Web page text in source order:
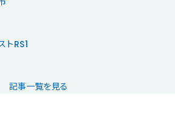
トRS1
記事一覧を見る